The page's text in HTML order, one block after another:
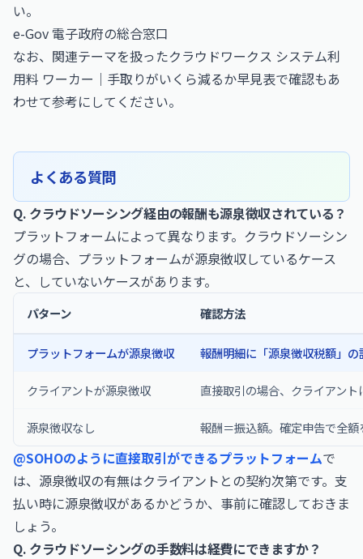
い。
e-Gov 電子政府の総合窓口
なお、関連テーマを扱ったクラウドワークス システム利
用料 ワーカー｜手取りがいくら減るか早見表で確認もあ
わせて参考にしてください。
よくある質問
Q. クラウドソーシング経由の報酬も源泉徴収されている？
プラットフォームによって異なります。クラウドソーシン
グの場合、プラットフォームが源泉徴収しているケース
と、していないケースがあります。
パターン 確認方法
プラットフォームが源泉徴収 報酬明細に「源泉徴収税額」の
クライアントが源泉徴収 直接取引の場合、クライアント
源泉徴収なし 報酬＝振込額。確定申告で全
@SOHOのように直接取引ができるプラットフォームで
は、源泉徴収の有無はクライアントとの契約次第です。支
払い時に源泉徴収があるかどうか、事前に確認しておきま
しょう。
Q. クラウドソーシングの手数料は経費にできますか？